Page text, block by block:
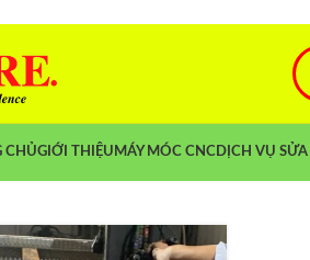
CHỦGIỚI THIỆU MÁY MÓC CNCDỊCH VỤ